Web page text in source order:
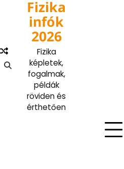
content
Fizika
infók
2026
Fizika
képletek,
fogalmak,
példák
röviden és
érthetően